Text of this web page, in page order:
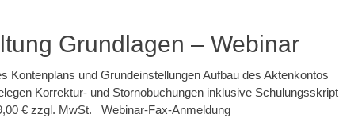
Grundlagen – Webinar
Kontenplans und Grundeinstellungen Aufbau des Aktenkontos
Korrektur- und Stornobuchungen inklusive Schulungsskript
€ zzgl. MwSt. Webinar-Fax-Anmeldung